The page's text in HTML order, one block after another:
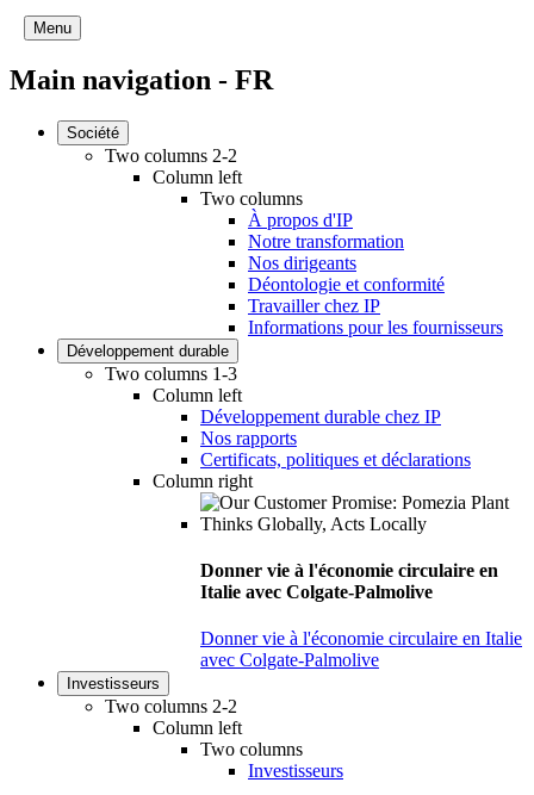
Menu
Main navigation - FR
Société
Two columns 2-2
Column left
Two columns
À propos d'IP
Notre transformation
Nos dirigeants
Déontologie et conformité
Travailler chez IP
Informations pour les fournisseurs
Développement durable
Two columns 1-3
Column left
Développement durable chez IP
Nos rapports
Certificats, politiques et déclarations
Column right
Donner vie à l'économie circulaire en
Italie avec Colgate-Palmolive
Donner vie à l'économie circulaire en Italie
avec Colgate-Palmolive
Investisseurs
Two columns 2-2
Column left
Two columns
Investisseurs